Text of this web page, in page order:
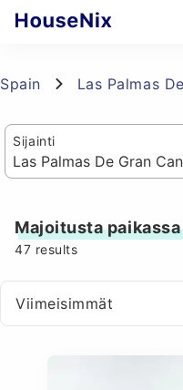
Spain Las Palmas
Sijainti
Majoitusta paikassa
47 results
Viimeisimmät